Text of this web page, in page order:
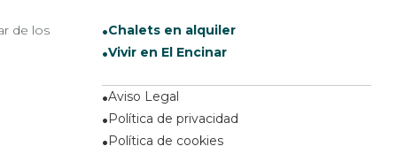
de los
Chalets en alquiler
Vivir en El Encinar
Aviso Legal
Política de privacidad
Política de cookies